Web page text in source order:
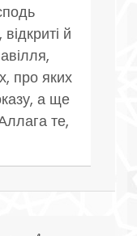
й
про яких
а ще
те,